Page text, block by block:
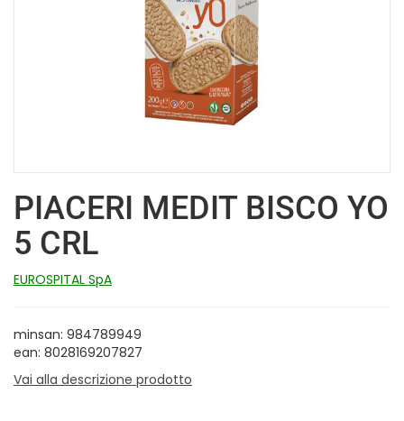
PIACERI MEDIT BISCO YO
5 CRL
EUROSPITAL SpA
minsan: 984789949
ean: 8028169207827
Vai alla descrizione prodotto